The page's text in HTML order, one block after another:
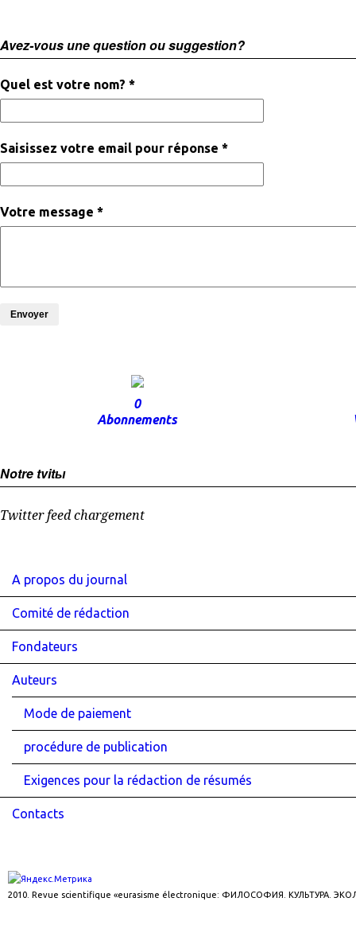
Avez-vous une question ou suggestion?
Quel est votre nom? *
Saisissez votre email pour réponse *
Votre message *
Envoyer
0
Abonnements
Notre tvitы
Twitter feed chargement
A propos du journal
Comité de rédaction
Fondateurs
Auteurs
Mode de paiement
procédure de publication
Exigences pour la rédaction de résumés
Contacts
2010. Revue scientifique «eurasisme électronique: ФИЛОСОФИЯ. КУЛЬТУРА.